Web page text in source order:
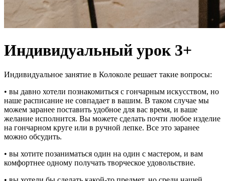
Индивидуальный урок 3+
Индивидуальное занятие в Колоколе решает такие вопросы:
• вы давно хотели познакомиться с гончарным искусством, но
наше расписание не совпадает в вашим. В таком случае мы
можем заранее поставить удобное для вас время, и ваше
желание исполнится. Вы можете сделать почти любое изделие
на гончарном круге или в ручной лепке. Все это заранее
можно обсудить.
• вы хотите позаниматься один на один с мастером, и вам
комфортнее одному получать творческое удовольствие.